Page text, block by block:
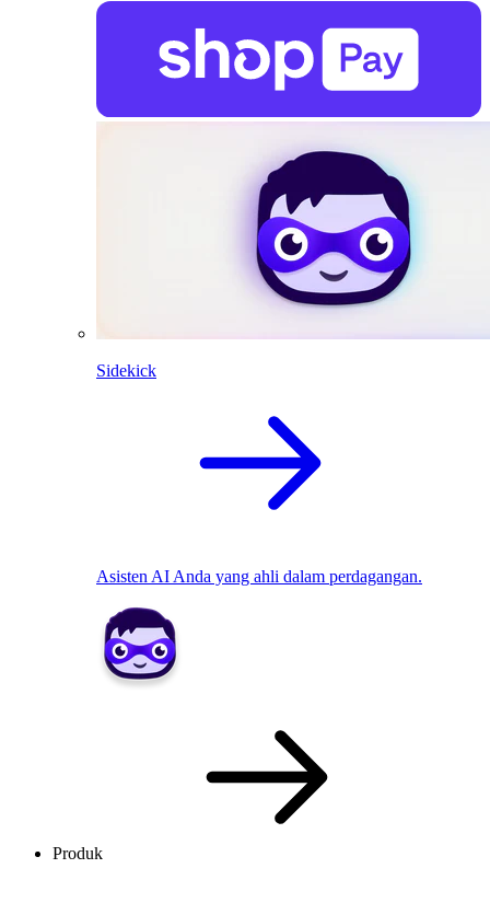
Sidekick
Asisten AI Anda yang ahli dalam perdagangan.
Produk